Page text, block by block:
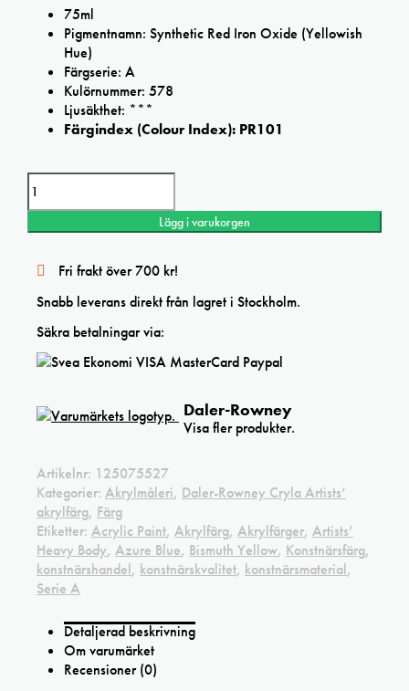
75ml
Pigmentnamn: Synthetic Red Iron Oxide (Yellowish
Hue)
Färgserie: A
Kulörnummer: 578
Ljusäkthet: ***
Färgindex (Colour Index): PR101
Lägg i varukorgen
Fri frakt över 700 kr!
Snabb leverans direkt från lagret i Stockholm.
Säkra betalningar via:
Daler-Rowney
Visa fler produkter.
Artikelnr: 125075527
Kategorier: Akrylmåleri, Daler-Rowney Cryla Artists’
akrylfärg, Färg
Etiketter: Acrylic Paint, Akrylfärg, Akrylfärger, Artists’
Heavy Body, Azure Blue, Bismuth Yellow, Konstnärsfärg,
konstnärshandel, konstnärskvalitet, konstnärsmaterial,
Serie A
Detaljerad beskrivning
Om varumärket
Recensioner (0)